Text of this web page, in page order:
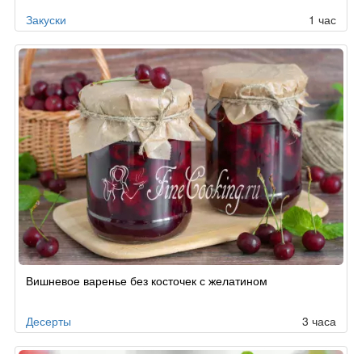
Закуски 1 час
Вишневое варенье без косточек с желатином
Десерты 3 часа